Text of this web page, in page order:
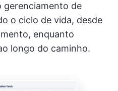
gerenciamento de
o ciclo de vida, desde
enquanto
longo do caminho.